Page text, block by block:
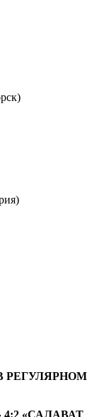
РЕГУЛЯРНОМ
4:2 «САЛАВАТ